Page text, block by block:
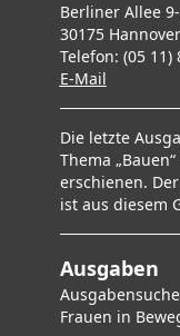
Berliner Allee 9-
30175 Hannover
Telefon: (05 11)
E-Mail
Die letzte
Thema
erschienen.
ist aus diesem
Ausgaben
Ausgabensuche
Frauen in